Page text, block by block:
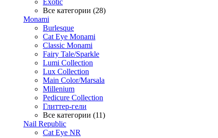
Exotic
Все категории (28)
Monami
Burlesque
Cat Eye Monami
Classic Monami
Fairy Tale/Sparkle
Lumi Collection
Lux Collection
Main Color/Marsala
Millenium
Pedicure Collection
Глиттер-гели
Все категории (11)
Nail Republic
Cat Eye NR